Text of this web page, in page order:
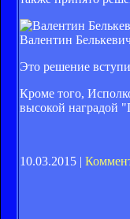
Валентин
Это решение
Кроме того,
высокой наградой
10.03.2015 |